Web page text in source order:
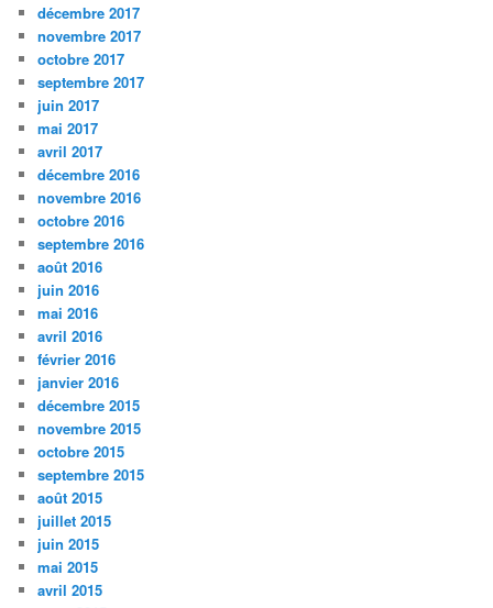
décembre 2017
novembre 2017
octobre 2017
septembre 2017
juin 2017
mai 2017
avril 2017
décembre 2016
novembre 2016
octobre 2016
septembre 2016
août 2016
juin 2016
mai 2016
avril 2016
février 2016
janvier 2016
décembre 2015
novembre 2015
octobre 2015
septembre 2015
août 2015
juillet 2015
juin 2015
mai 2015
avril 2015